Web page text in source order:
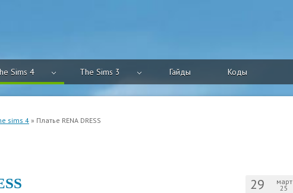
Sims 4 The Sims 3 Гайды Коды
sims 4 » Платье RENA DRESS
29 март
25